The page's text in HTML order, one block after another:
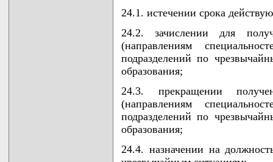
24.1. истечении срока
24.2. зачислении для
(направлениям
подразделений по
образования;
24.3. прекращении
(направлениям
подразделений по
образования;
24.4. назначении на